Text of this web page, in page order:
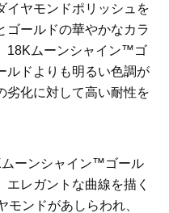
ヤモンドポリッシュを
ゴールドの華やかなカラ
18Kムーンシャイン™ゴ
ルドよりも明るい色調が
劣化に対して高い耐性を
ムーンシャイン™ゴール
エレガントな曲線を描く
モンドがあしらわれ、